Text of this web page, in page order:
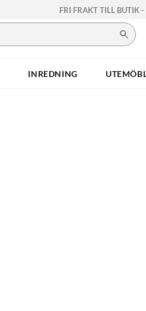
FRI FRAKT TILL BUTIK
INREDNING